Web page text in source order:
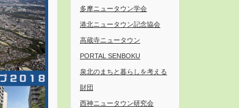
多摩ニュータウン学会
港北ニュータウン記念協会
高蔵寺ニュータウン
PORTAL SENBOKU
泉北のまちと暮らしを考える
財団
西神ニュータウン研究会